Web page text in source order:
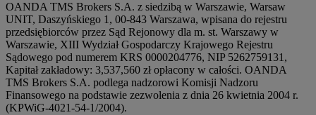
OANDA TMS Brokers S.A. z siedzibą w Warszawie, Warsaw
UNIT, Daszyńskiego 1, 00-843 Warszawa, wpisana do rejestru
przedsiębiorców przez Sąd Rejonowy dla m. st. Warszawy w
Warszawie, XIII Wydział Gospodarczy Krajowego Rejestru
Sądowego pod numerem KRS 0000204776, NIP 5262759131,
Kapitał zakładowy: 3,537,560 zł opłacony w całości. OANDA
TMS Brokers S.A. podlega nadzorowi Komisji Nadzoru
Finansowego na podstawie zezwolenia z dnia 26 kwietnia 2004 r.
(KPWiG-4021-54-1/2004).